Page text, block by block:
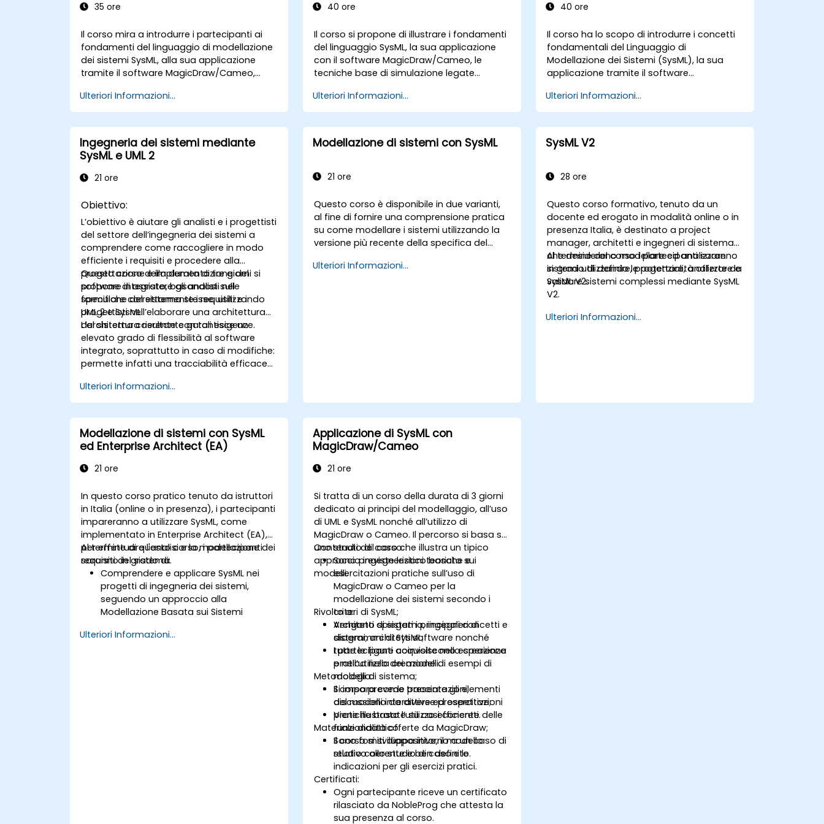
35 ore
Il corso mira a introdurre i partecipanti ai
fondamenti del linguaggio di modellazione
dei sistemi SysML, alla sua applicazione
tramite il software MagicDraw/Cameo,
nell’ambito dell’MBSE e alle migliori pratiche
adottabili. Si prefigge inoltre di dotare i
professionisti di una solida comprensione
della simulazione architetturale, fornire
un’introduzione al plugin Simulation Toolkit,
illustrare come effettuare la simulazione di
diversi tipi di diagrammi e spiegare come
l’intero processo di progettazione
Ulteriori Informazioni...
40 ore
Il corso si propone di illustrare i fondamenti
del linguaggio SysML, la sua applicazione
con il software MagicDraw/Cameo, le
tecniche base di simulazione legate
ambito. Verranno trattati i concetti
principali relativi a regole di validazione,
suite di verifica e metriche del modello; si
introdurrà inoltre il modo corretto di
sviluppare ed utilizzare le interrogazioni sui
Ulteriori Informazioni...
40 ore
Il corso ha lo scopo di introdurre i concetti
fondamentali del Linguaggio di
Modellazione dei Sistemi (SysML), la sua
applicazione tramite il software
simulazione nell’ambito dell’MBSE e le
migliori pratiche in materia. Viene fornita
una panoramica introduttiva sui principali
concetti e funzionalità offerti da Teamwork
Cloud di CATIA No Magic, nonché su quelli
(DSL) implementabili con MagicDraw.​
Ulteriori Informazioni...
Ingegneria dei sistemi mediante
SysML e UML 2
21 ore
Obiettivo:
L’obiettivo è aiutare gli analisti e i progettisti
del settore dell’ingegneria dei sistemi a
comprendere come raccogliere in modo
efficiente i requisiti e procedere alla
progettazione e implementazione del
software integrato, basandosi sulle
specifiche del sistema stesse, utilizzando
UML 2 e SysML.
Questo corso della durata di tre giorni si
propone di assistere gli analisti nel
formulare correttamente i requisiti e i
progettisti nell’elaborare una architettura
del sistema coerente con tali esigenze.
L’architettura risultante garantisce un
elevato grado di flessibilità al software
integrato, soprattutto in caso di modifiche:
permette infatti una tracciabilità efficace
funzioni del sistema e le scelte operative
(casi d’uso) degli utenti finali fino al livello
concreto di implementazione software.
Ulteriori Informazioni...
Modellazione di sistemi con SysML
21 ore
Questo corso è disponibile in due varianti,
al fine di fornire una comprensione pratica
su come modellare i sistemi utilizzando la
versione più recente della specifica del
(SysML) definita da OMG. La notazione e la
Ulteriori Informazioni...
SysML V2
28 ore
Questo corso formativo, tenuto da un
docente ed erogato in modalità online o in
presenza Italia, è destinato a project
manager, architetti e ingegneri di sistema
che desiderano modellare ed analizzare
sistemi utilizzando le potenzialità offerte da
SysML V2.
Al termine del corso i partecipanti saranno
in grado di definire, progettare, analizzare e
validare sistemi complessi mediante SysML
V2.
Ulteriori Informazioni...
Modellazione di sistemi con SysML
ed Enterprise Architect (EA)
21 ore
In questo corso pratico tenuto da istruttori
in Italia (online o in presenza), i partecipanti
impareranno a utilizzare SysML, come
implementato in Enterprise Architect (EA),
per effettuare l'analisi e la modellazione dei
requisiti del sistema.
Al termine di questo corso, i partecipanti
saranno in grado di:
Comprendere e applicare SysML nei
progetti di ingegneria dei sistemi,
seguendo un approccio alla
Modellazione Basata sui Sistemi
Identificare i requisiti del sistema
Ulteriori Informazioni...
Applicazione di SysML con
MagicDraw/Cameo
21 ore
Si tratta di un corso della durata di 3 giorni
dedicato ai principi del modellaggio, all’uso
di UML e SysML nonché all’utilizzo di
MagicDraw o Cameo. Il percorso si basa su
uno studio di caso che illustra un tipico
approccio ingegneristico basato sui
modelli.
Contenuti del corso:
Sono previste lezioni teoriche e
esercitazioni pratiche sull’uso di
MagicDraw o Cameo per la
modellazione dei sistemi secondo i
criteri di SysML;
Vengono spiegati i principali concetti e
diagrammi di SysML;
I partecipanti acquisiscono esperienza
pratica nella creazione di esempi di
modelli di sistema;
Si impara come tracciare gli elementi
del modello da diverse prospettive;
Viene illustrato l’utilizzo efficiente delle
funzionalità offerte da MagicDraw;
Il corso si sviluppa intorno a un caso di
studio coerente e ben definito.
Rivolto a:
Architetti di sistema, ingegneri di
sistemi, architetti software nonché
tutte le figure coinvolte nella creazione
e nell’utilizzo dei modelli.
Metodologia:
Il corso prevede presentazioni,
discussioni interattive ed esercitazioni
pratiche basate su casi concreti.
Materiale didattico:
Sono forniti diapositive, il modello
relativo allo studio di caso e le
indicazioni per gli esercizi pratici.
Certificati:
Ogni partecipante riceve un certificato
rilasciato da NobleProg che attesta la
sua presenza al corso.